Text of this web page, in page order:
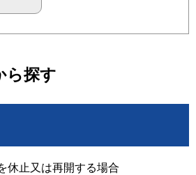
ら探す
休止又は再開する場合